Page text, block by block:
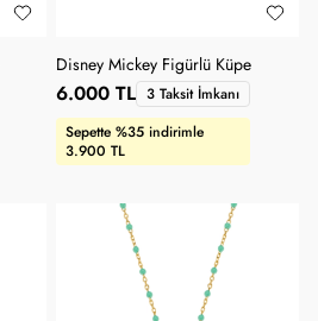
Disney Mickey Figürlü Küpe
Sepette %35 indirimle
3.900 TL
6.000 TL 3 Taksit İmkanı